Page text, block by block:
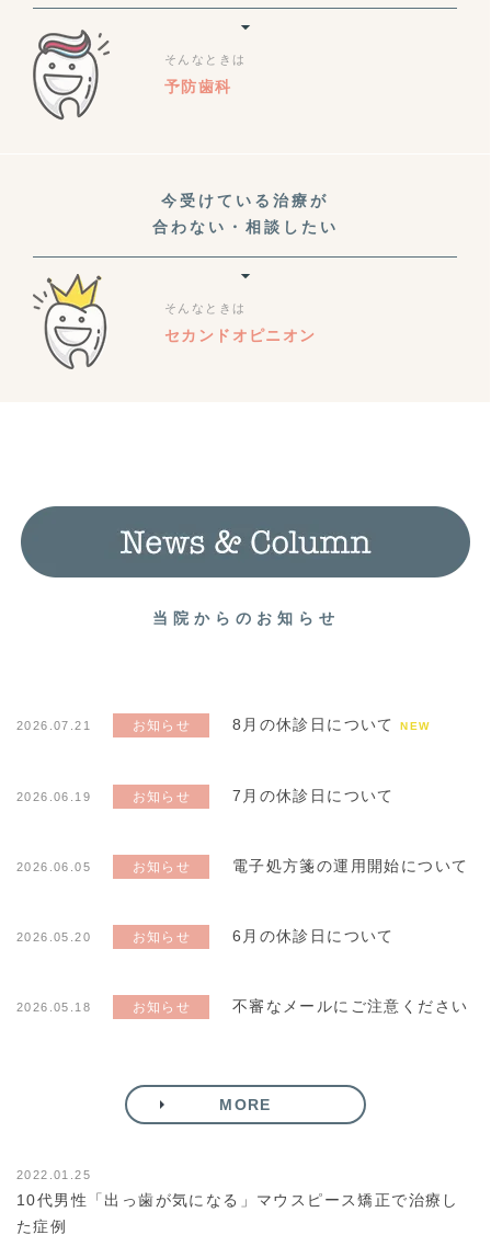
そんなときは
予防歯科
今受けている治療が
合わない・相談したい
そんなときは
セカンドオピニオン
当院からのお知らせ
2026.07.21 お知らせ 8月の休診日について NEW
2026.06.19 お知らせ 7月の休診日について
2026.06.05 お知らせ 電子処方箋の運用開始について
2026.05.20 お知らせ 6月の休診日について
2026.05.18 お知らせ 不審なメールにご注意ください
MORE
2022.01.25
10代男性「出っ⻭が気になる」マウスピース矯正で治療し
た症例